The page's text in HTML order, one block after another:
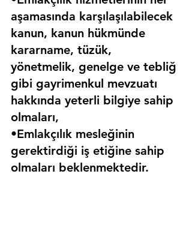
aşamasında karşılaşılabilecek
kanun, kanun hükmünde
kararname, tüzük,
yönetmelik, genelge ve tebliğ
gibi gayrimenkul mevzuatı
hakkında yeterli bilgiye sahip
olmaları,
•Emlakçılık mesleğinin
gerektirdiği iş etiğine sahip
olmaları beklenmektedir.